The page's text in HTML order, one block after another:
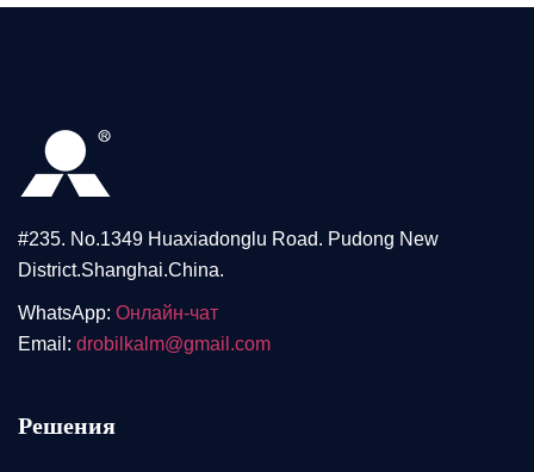
#235. No.1349 Huaxiadonglu Road. Pudong New
District.Shanghai.China.
WhatsApp: Онлайн-чат
Email: drobilkalm@gmail.com
Решения